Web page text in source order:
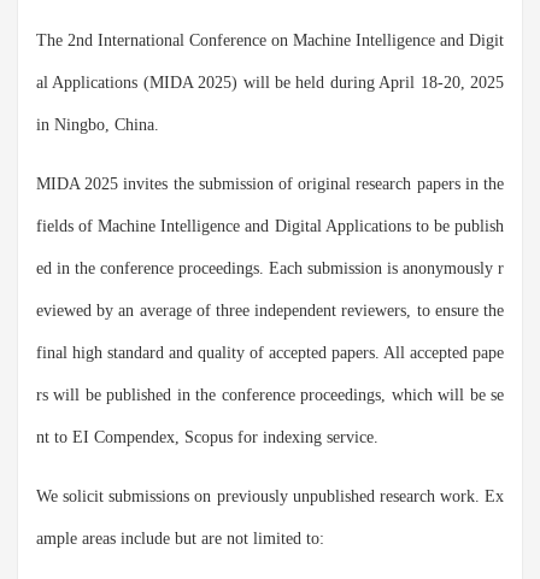
The 2nd International Conference on Machine Intelligence and Digit
al Applications (MIDA 2025) will be held during April 18-20, 2025
in Ningbo, China.
MIDA 2025 invites the submission of original research papers in the
fields of Machine Intelligence and Digital Applications to be publish
ed in the conference proceedings. Each submission is anonymously r
eviewed by an average of three independent reviewers, to ensure the
final high standard and quality of accepted papers. All accepted pape
rs will be published in the conference proceedings, which will be se
nt to EI Compendex, Scopus for indexing service.
We solicit submissions on previously unpublished research work. Ex
ample areas include but are not limited to: